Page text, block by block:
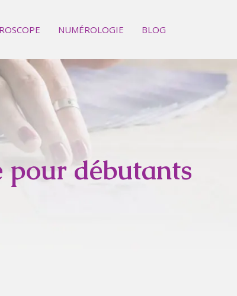
NUMÉROLOGIE BLOG
débutants